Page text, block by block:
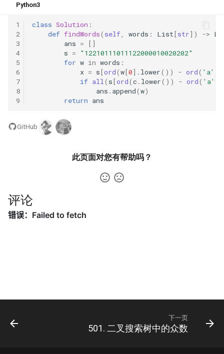
38. 字符串的排列
39. 数组中出现次数超过一半
的数字
40. 最小的 k 个数
41. 数据流中的中位数
42. 连续子数组的最大和
43. 1 ～ n 整数中 1 出现的次
45. 把数组排成最小的数
符串
49. 丑数
35. 最小时间差
36. 后缀表达式
37. 小行星碰撞
38. 每日温度
39. 直方图最大矩形面积
40. 矩阵中最大的矩形
41. 滑动窗口的平均值
43. 往完全二叉树添加节点
47. 二叉树剪枝
48. 序列化与反序列化二叉树
5.7. 配对交换
5.8. 绘制直线
8.1. 三步问题
8.2. 迷路的机器人
8.4. 幂集
8.7. 无重复字符串的排列组合
8.11. 硬币
8.12. 八皇后
Python3
1
2
3
4
5
6
7
8
9
class Solution :
def findWords( self, words : List[str]) ->
ans =
[]
s =
"12210111011122000010020202"
for w in words :
x = s[ord(w[0] . lower()) - ord( 'a' )]
if all( s[ord(c . lower()) - ord( 'a'
ans . append(w)
return ans
GitHub
此页面对您有帮助吗？
评论
下一页
501. 二叉搜索树中的众数